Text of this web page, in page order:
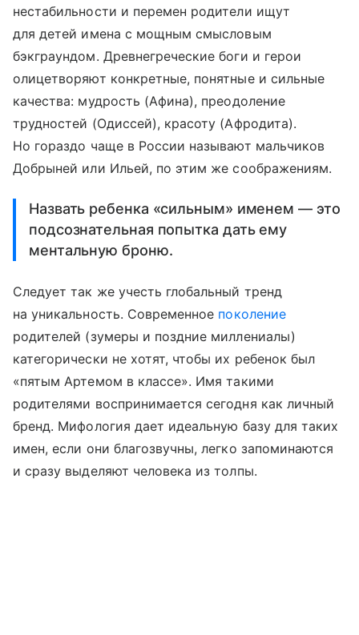
нестабильности и перемен родители ищут
для детей имена с мощным смысловым
бэкграундом. Древнегреческие боги и герои
олицетворяют конкретные, понятные и сильные
качества: мудрость (Афина), преодоление
трудностей (Одиссей), красоту (Афродита).
Но гораздо чаще в России называют мальчиков
Добрыней или Ильей, по этим же соображениям.
Назвать ребенка «сильным» именем — это
подсознательная попытка дать ему
ментальную броню.
Следует так же учесть глобальный тренд
на уникальность. Современное поколение
родителей (зумеры и поздние миллениалы)
категорически не хотят, чтобы их ребенок был
«пятым Артемом в классе». Имя такими
родителями воспринимается сегодня как личный
бренд. Мифология дает идеальную базу для таких
имен, если они благозвучны, легко запоминаются
и сразу выделяют человека из толпы.